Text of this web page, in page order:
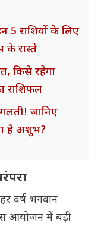
5 राशियों के लिए
रास्ते
किसे रहेगा
राशिफल
जानिए
है अशुभ?
वर्ष भगवान
आयोजन में बड़ी